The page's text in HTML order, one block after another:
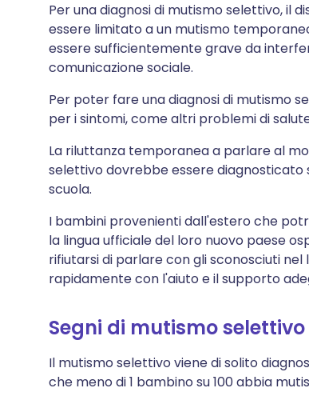
Per una diagnosi di mutismo selettivo, il
essere limitato a un mutismo
essere sufficientemente grave da
comunicazione sociale.
Per poter fare una diagnosi di mutismo
per i sintomi, come altri problemi di
La riluttanza temporanea a parlare al
selettivo dovrebbe essere diagnosticato
scuola.
I bambini provenienti dall'estero che
la lingua ufficiale del loro nuovo paese
rifiutarsi di parlare con gli sconosciuti
rapidamente con l'aiuto e il supporto
Segni di mutismo selettivo
Il mutismo selettivo viene di solito
che meno di 1 bambino su 100 abbia